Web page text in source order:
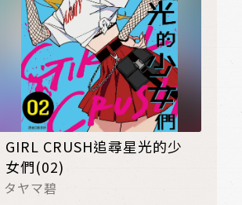
GIRL CRUSH追尋星光的少
女們(02)
タヤマ碧